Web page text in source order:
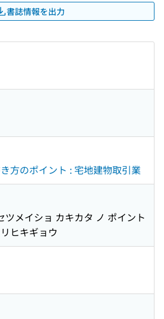
書誌情報を出力
方のポイント : 宅地建物取引業
ツメイショ カキカタ ノ ポイント
ヒキギョウ